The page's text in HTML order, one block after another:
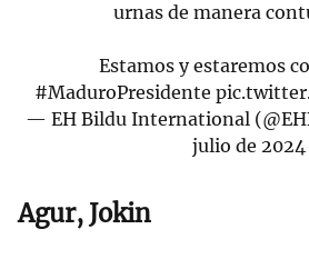
urnas de manera
Estamos y estaremos
#MaduroPresidente
— EH Bildu International
julio de 2024
Agur, Jokin